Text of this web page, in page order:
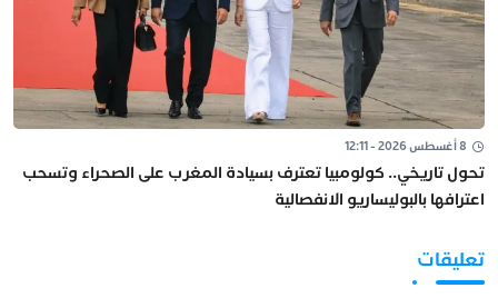
8 أغسطس 2026 - 12:11
تحول تاريخي.. كولومبيا تعترف بسيادة المغرب على الصحراء وتسحب
اعترافها بالبوليساريو الانفصالية
تعليقات